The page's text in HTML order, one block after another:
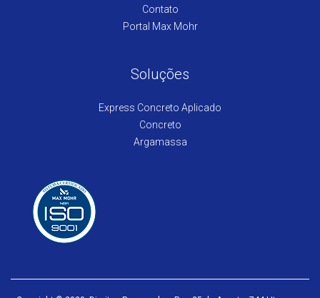
Contato
Portal Max Mohr
Soluções
Express Concreto Aplicado
Concreto
Argamassa